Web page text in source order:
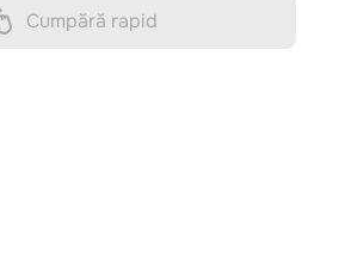
Cumpără rapid